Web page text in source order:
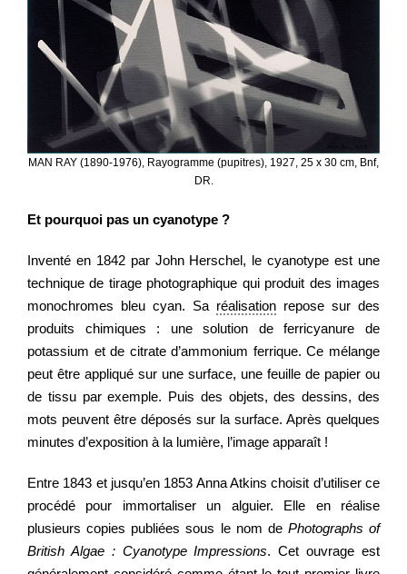
MAN RAY (1890-1976), Rayogramme (pupitres), 1927, 25 x 30 cm, Bnf,
DR.
Et pourquoi pas un cyanotype ?
Inventé en 1842 par John Herschel, le cyanotype est une
technique de tirage photographique qui produit des images
monochromes bleu cyan. Sa réalisation repose sur des
produits chimiques : une solution de ferricyanure de
potassium et de citrate d’ammonium ferrique. Ce mélange
peut être appliqué sur une surface, une feuille de papier ou
de tissu par exemple. Puis des objets, des dessins, des
mots peuvent être déposés sur la surface. Après quelques
minutes d’exposition à la lumière, l’image apparaît !
Entre 1843 et jusqu’en 1853 Anna Atkins choisit d’utiliser ce
procédé pour immortaliser un alguier. Elle en réalise
plusieurs copies publiées sous le nom de Photographs of
British Algae : Cyanotype Impressions. Cet ouvrage est